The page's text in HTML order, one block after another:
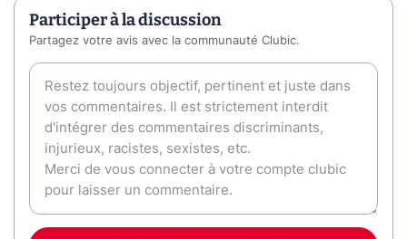
Participer à la discussion
Partagez votre avis avec la communauté Clubic.